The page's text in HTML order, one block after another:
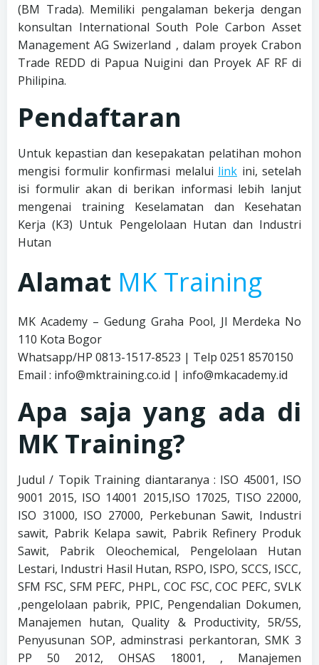
(BM Trada). Memiliki pengalaman bekerja dengan
konsultan International South Pole Carbon Asset
Management AG Swizerland , dalam proyek Crabon
Trade REDD di Papua Nuigini dan Proyek AF RF di
Philipina.
Pendaftaran
Untuk kepastian dan kesepakatan pelatihan mohon
mengisi formulir konfirmasi melalui link ini, setelah
isi formulir akan di berikan informasi lebih lanjut
mengenai training Keselamatan dan Kesehatan
Kerja (K3) Untuk Pengelolaan Hutan dan Industri
Hutan
Alamat MK Training
MK Academy – Gedung Graha Pool, Jl Merdeka No
110 Kota Bogor
Whatsapp/HP 0813-1517-8523 | Telp 0251 8570150
Email : info@mktraining.co.id | info@mkacademy.id
Apa saja yang ada di
MK Training?
Judul / Topik Training diantaranya : ISO 45001, ISO
9001 2015, ISO 14001 2015,ISO 17025, TISO 22000,
ISO 31000, ISO 27000, Perkebunan Sawit, Industri
sawit, Pabrik Kelapa sawit, Pabrik Refinery Produk
Sawit, Pabrik Oleochemical, Pengelolaan Hutan
Lestari, Industri Hasil Hutan, RSPO, ISPO, SCCS, ISCC,
SFM FSC, SFM PEFC, PHPL, COC FSC, COC PEFC, SVLK
,pengelolaan pabrik, PPIC, Pengendalian Dokumen,
Manajemen hutan, Quality & Productivity, 5R/5S,
Penyusunan SOP, adminstrasi perkantoran, SMK 3
PP 50 2012, OHSAS 18001, , Manajemen